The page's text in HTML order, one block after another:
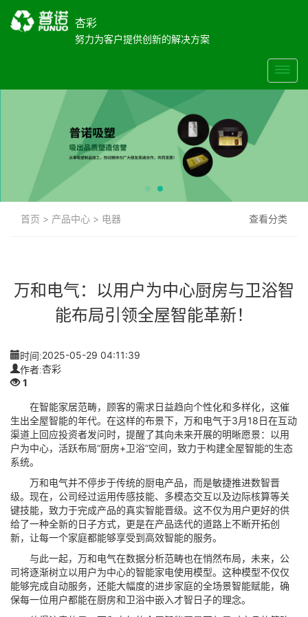
杏彩
努力为客户提供创新的解决方案
首页 > 产品中心 > 电器 查看分类
万和电气：以用户为中心厨房与卫浴智
能布局引领全屋智能革新！
时间:2025-05-29 04:11:39
作者:杏彩
1
在智能家居范畴，顾客的需求日益趋向个性化和多样化，这催
生出全屋智能的年代。在这样的布景下，万和电气于3月18日在互动
渠道上回应投资者发问时，提醒了其向未来开展的明晰愿景：以用
户为中心，活跃布局“厨房+卫浴”空间，致力于构建全屋智能的生态
系统。
万和电气并不停步于传统的厨电产品，而是敏捷推进数智晋
级。现在，公司经过运用传感技能、多模态交互以及边际核算等关
键技能，致力于完成产品的真实智能晋级。这不仅为用户更好的供
给了一种全新的日子方式，更是在产品迭代的道路上不断开拓创
新，让每一个家庭都能够享受到高效智能的服务。
与此一起，万和电气在数据分析范畴也在悄然布局，未来，公
司将逐渐树立以用户为中心的智能家电使用模型。这种模型不仅仅
能够完成自动服务，还能大幅度的进步家庭的全场景智能赋能，确
保每一位用户都能在厨房和卫浴中嵌入才智日子的理念。